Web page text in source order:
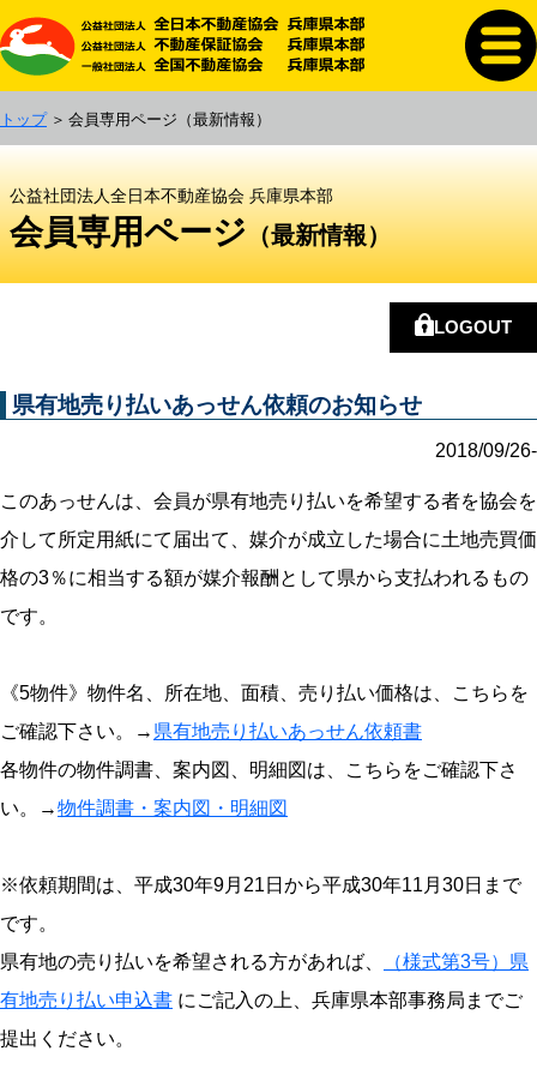
トップ 会員専用ページ （最新情報）
公益社団法人全日本不動産協会 兵庫県本部
会員専用ページ （最新情報）
LOGOUT
県有地売り払いあっせん依頼のお知らせ
2018/09/26-
このあっせんは、会員が県有地売り払いを希望する者を協会を
介して所定用紙にて届出て、媒介が成立した場合に土地売買価
格の3％に相当する額が媒介報酬として県から支払われるもの
です。
《5物件》物件名、所在地、面積、売り払い価格は、こちらを
ご確認下さい。→ 県有地売り払いあっせん依頼書
各物件の物件調書、案内図、明細図は、こちらをご確認下さ
い。→物件調書・案内図・明細図
※依頼期間は、平成30年9月21日から平成30年11月30日まで
です。
県有地の売り払いを希望される方があれば、
（様式第3号）県
有地売り払い申込書 にご記入の上、兵庫県本部事務局までご
提出ください。